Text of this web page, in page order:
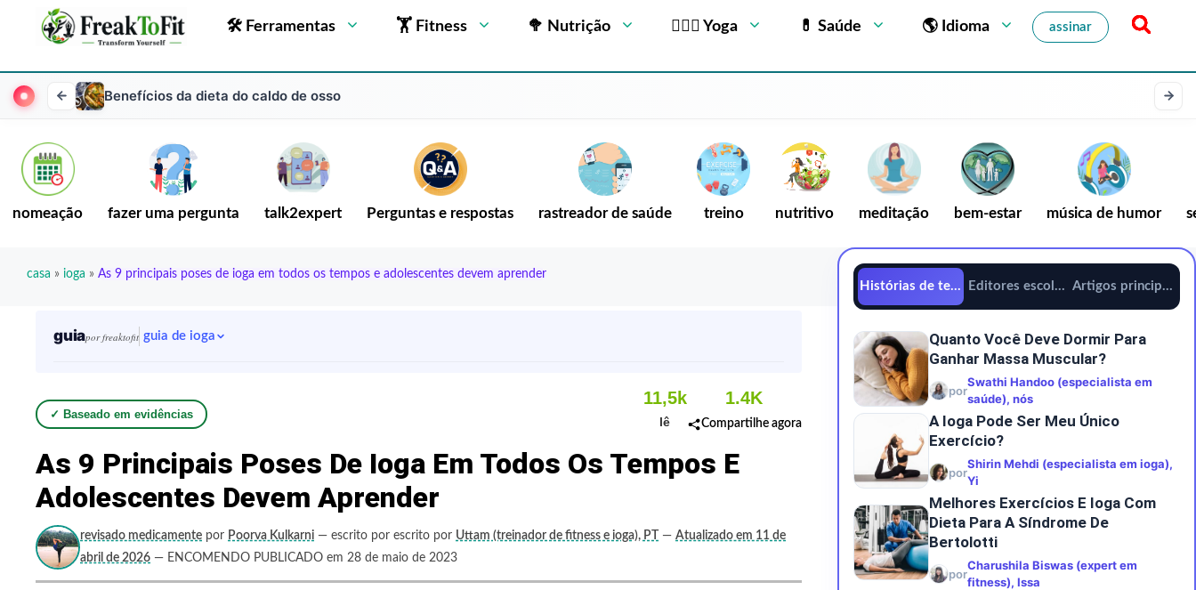
🛠 Ferramentas 🏋 Fitness 🥦 Nutrição 🧘🏻‍♂️ Yoga 💊 Saúde 🌎 Idioma assinar
Benefícios da dieta do caldo de osso
nomeação fazer uma pergunta talk2expert Perguntas e respostas rastreador de saúde treino nutritivo meditação bem-estar música de humor
casa » ioga » As 9 principais poses de ioga em todos os tempos e adolescentes devem aprender
guiapor freaktofit guia de ioga
✓ Baseado em evidências
11,5k
lê
1.4K
Compartilhe agora
As 9 Principais Poses De Ioga Em Todos Os Tempos E
Adolescentes Devem Aprender
revisado medicamente por Poorva Kulkarni — escrito por escrito por Uttam (treinador de fitness e ioga), PT — Atualizado em 11 de
abril de 2026 — ENCOMENDO PUBLICADO em 28 de maio de 2023
Histórias de tendênciasEditores escolhemArtigos principais
Quanto Você Deve Dormir Para
Ganhar Massa Muscular?
por
Swathi Handoo (especialista em
saúde), nós
A Ioga Pode Ser Meu Único
Exercício?
por
Shirin Mehdi (especialista em ioga),
Yi
Melhores Exercícios E Ioga Com
Dieta Para A Síndrome De
Bertolotti
por
Charushila Biswas (expert em
fitness), Issa